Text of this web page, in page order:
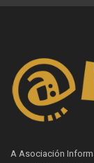
A Asociación